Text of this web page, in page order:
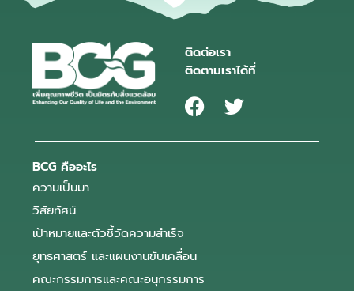
ติดต่อเรา
ติดตามเราได้ที่
BCG คืออะไร
ความเป็นมา
วิสัยทัศน์
เป้าหมายและตัวชี้วัดความสำเร็จ
ยุทธศาสตร์ และแผนงานขับเคลื่อน
คณะกรรมการและคณะอนุกรรมการ